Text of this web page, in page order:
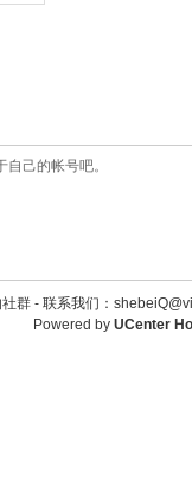
己的帐号吧。
群 - 联系我们：
Powered by UCenter